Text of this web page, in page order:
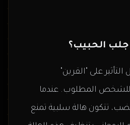
الحبيب؟
على "القرين"
للشخص المطلوب. عندما
تتكون هالة سلبية تمنع